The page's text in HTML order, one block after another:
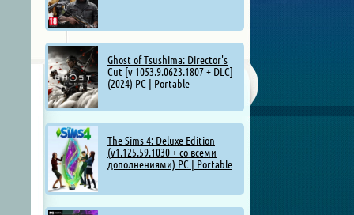
Ghost of Tsushima: Director's
Cut [v 1053.9.0623.1807 + DLC]
(2024) PC | Portable
The Sims 4: Deluxe Edition
(v1.125.59.1030 + со всеми
дополнениями) PC | Portable